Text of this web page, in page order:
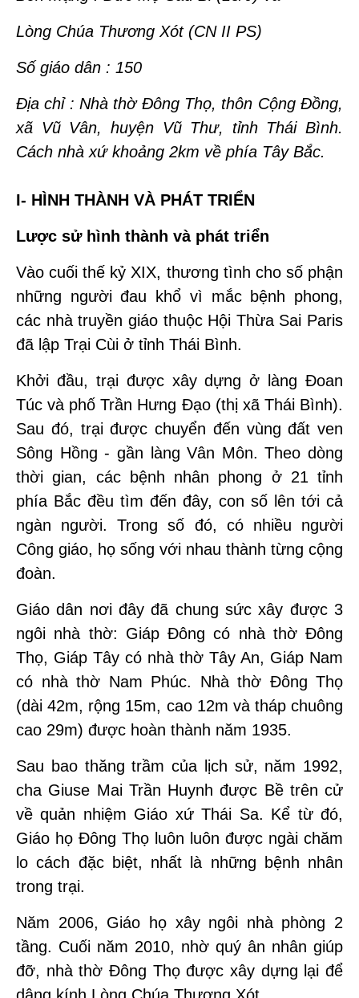
Lòng Chúa Thương Xót (CN II PS)
Số giáo dân : 150
Địa chỉ : Nhà thờ Đông Thọ, thôn Cộng Đồng,
xã Vũ Vân, huyện Vũ Thư, tỉnh Thái Bình.
Cách nhà xứ khoảng 2km về phía Tây Bắc.
I- HÌNH THÀNH VÀ PHÁT TRIỂN
Lược sử hình thành và phát triển
Vào cuối thế kỷ XIX, thương tình cho số phận
những người đau khổ vì mắc bệnh phong,
các nhà truyền giáo thuộc Hội Thừa Sai Paris
đã lập Trại Cùi ở tỉnh Thái Bình.
Khởi đầu, trại được xây dựng ở làng Đoan
Túc và phố Trần Hưng Đạo (thị xã Thái Bình).
Sau đó, trại được chuyển đến vùng đất ven
Sông Hồng - gần làng Vân Môn. Theo dòng
thời gian, các bệnh nhân phong ở 21 tỉnh
phía Bắc đều tìm đến đây, con số lên tới cả
ngàn người. Trong số đó, có nhiều người
Công giáo, họ sống với nhau thành từng cộng
đoàn.
Giáo dân nơi đây đã chung sức xây được 3
ngôi nhà thờ: Giáp Đông có nhà thờ Đông
Thọ, Giáp Tây có nhà thờ Tây An, Giáp Nam
có nhà thờ Nam Phúc. Nhà thờ Đông Thọ
(dài 42m, rộng 15m, cao 12m và tháp chuông
cao 29m) được hoàn thành năm 1935.
Sau bao thăng trầm của lịch sử, năm 1992,
cha Giuse Mai Trần Huynh được Bề trên cử
về quản nhiệm Giáo xứ Thái Sa. Kể từ đó,
Giáo họ Đông Thọ luôn luôn được ngài chăm
lo cách đặc biệt, nhất là những bệnh nhân
trong trại.
Năm 2006, Giáo họ xây ngôi nhà phòng 2
tầng. Cuối năm 2010, nhờ quý ân nhân giúp
đỡ, nhà thờ Đông Thọ được xây dựng lại để